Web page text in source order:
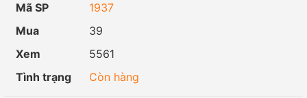
Mã SP
1937
Mua
39
Xem
5561
Tình trạng
Còn hàng